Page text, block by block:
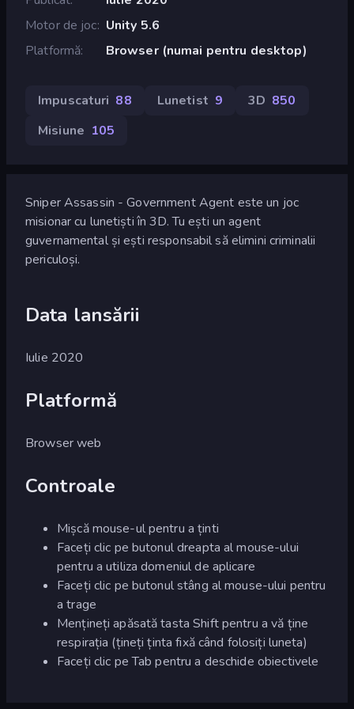
Motor de joc Unity 5.6
Platformă
Browser (numai pentru desktop)
Impuscaturi 88 Lunetist 9 3D 850
Misiune 105
Sniper Assassin - Government Agent este un joc
misionar cu lunetiști în 3D. Tu ești un agent
guvernamental și ești responsabil să elimini criminalii
periculoși.
Data lansării
Iulie 2020
Platformă
Browser web
Controale
Mișcă mouse-ul pentru a ținti
Faceți clic pe butonul dreapta al mouse-ului
pentru a utiliza domeniul de aplicare
Faceți clic pe butonul stâng al mouse-ului pentru
a trage
Mențineți apăsată tasta Shift pentru a vă ține
respirația (țineți ținta fixă când folosiți luneta)
Faceți clic pe Tab pentru a deschide obiectivele